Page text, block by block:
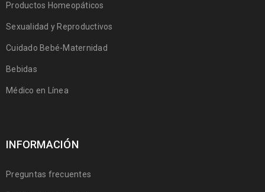
Productos Homeopáticos
Sexualidad y Reproductivos
Cuidado Bebé-Maternidad
Bebidas
Médico en Línea
INFORMACIÓN
Preguntas frecuentes